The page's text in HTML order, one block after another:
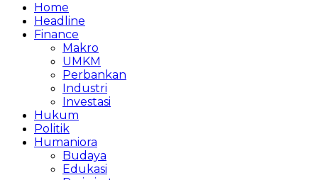
Home
Headline
Finance
Makro
UMKM
Perbankan
Industri
Investasi
Hukum
Politik
Humaniora
Budaya
Edukasi